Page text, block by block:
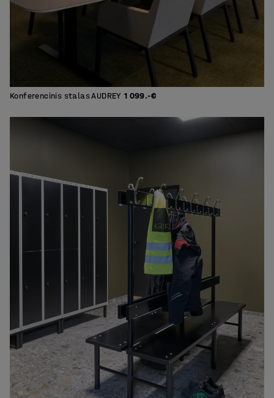
Konferencinis stalas AUDREY 1 099.-€